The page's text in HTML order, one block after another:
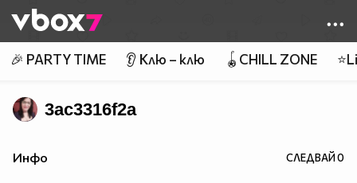
👾
🎉 PARTY TIME 👂 Клю – клю 🪀CHILL ZONE
3ac3316f2a
Инфо СЛЕДВАЙ0